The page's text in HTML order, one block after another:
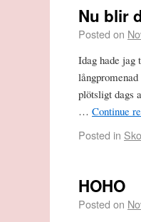
Nu blir
Posted on
Idag hade jag
plötsligt dags
… Continue
Posted in
HOHO
Posted on